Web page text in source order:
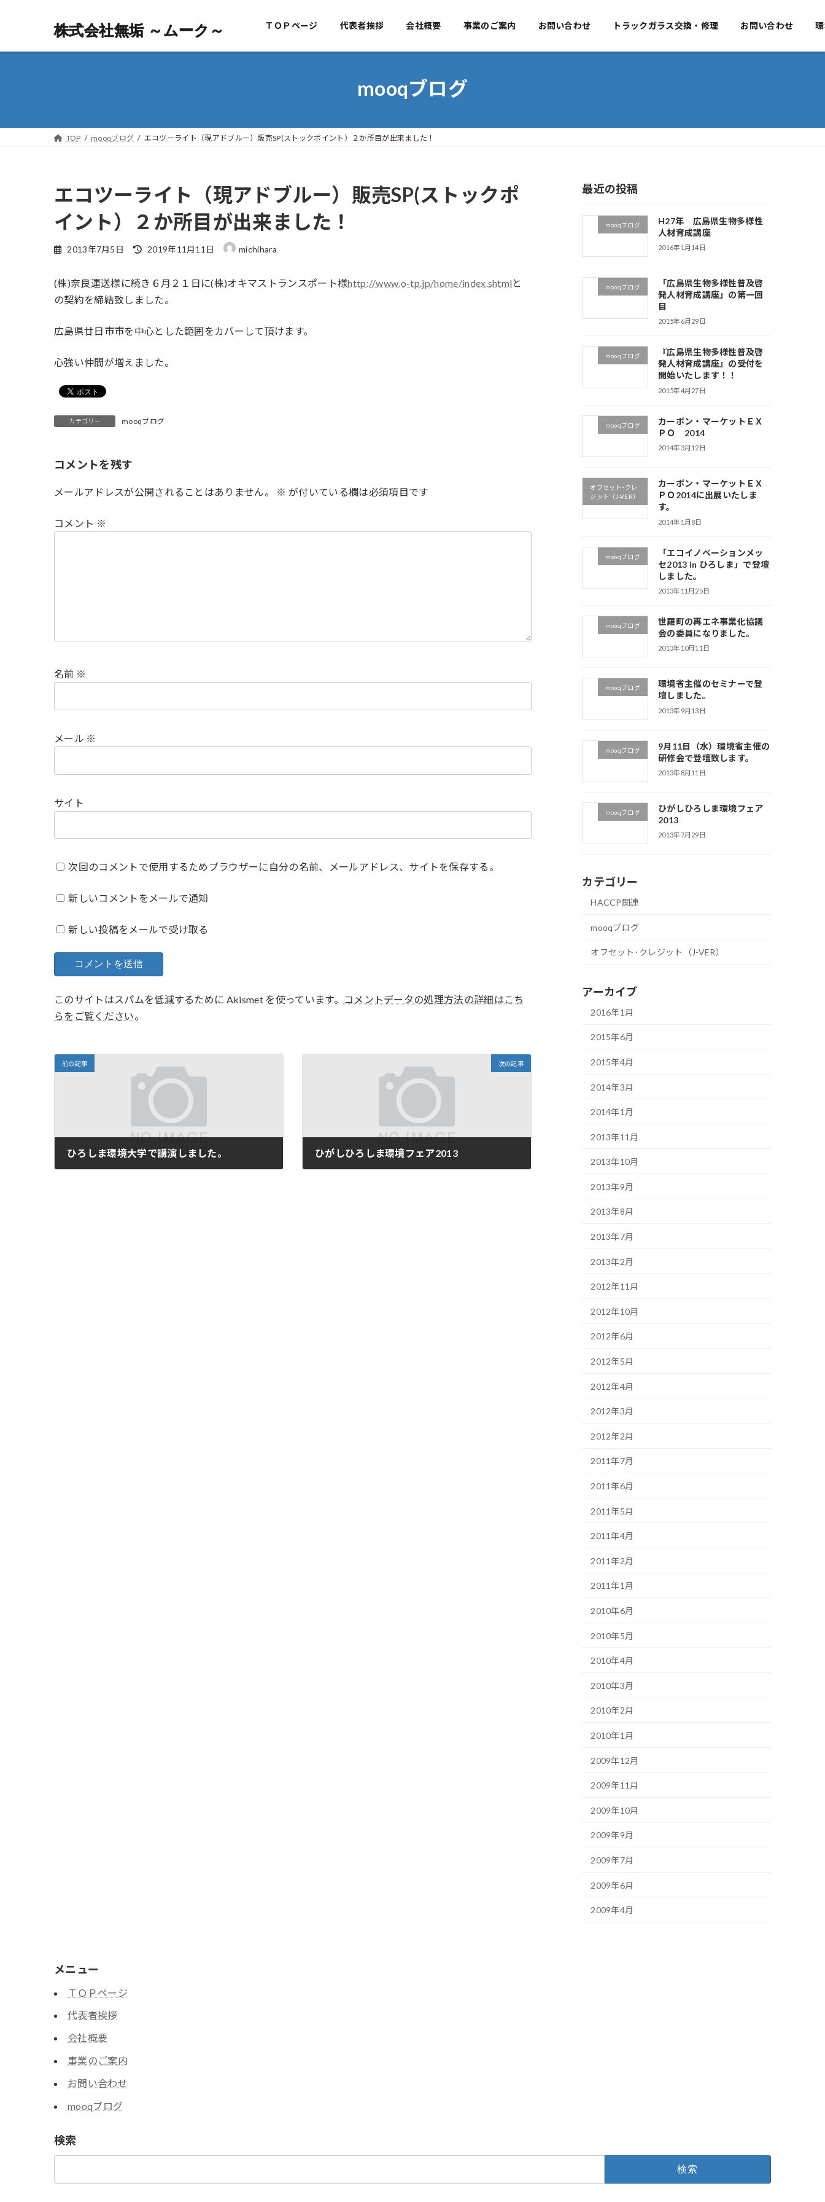
株式会社無垢 ～ムーク～ TOPページ 代表者挨拶 会社概要 事業のご案内 お問い合わせ
株式会社無垢 ～ムーク～ ＴＯＰページ 代表者挨拶 会社概要 事業のご案内 お問い合わせ トラックガラス交換・修理 お問い合わせ
mooqブログ
TOP mooqブログ エコツーライト（現アドブルー）販売SP(ストックポイント）２か所目が出来ました！
エコツーライト（現アドブルー）販売SP(ストックポ
イント）２か所目が出来ました！
2013年7月5日
最
新
日
時
2019年11月11日 michihara
(株)奈良運送様に続き６月２１日に(株)オキマストランスポート様http://www.o-tp.jp/home/index.shtml と
の契約を締結致しました。
広島県廿日市市を中心とした範囲をカバーして頂けます。
心強い仲間が増えました。
カテゴリー mooqブログ
コメントを残す
メールアドレスが公開されることはありません。 ※ が付いている欄は必須項目です
コメント ※
名前 ※
メール ※
サイト
次回のコメントで使用するためブラウザーに自分の名前、メールアドレス、サイトを保存する。
新しいコメントをメールで通知
新しい投稿をメールで受け取る
このサイトはスパムを低減するために Akismet を使っています。
コメントデータの処理方法の詳細はこち
らをご覧ください。
前の記事
ひろしま環境大学で講演しました。
次の記事
ひがしひろしま環境フェア2013
最近の投稿
mooqブログ
H27年 広島県生物多様性
人材育成講座
2016年1月14日
mooqブログ
「広島県生物多様性普及啓
発人材育成講座」の第一回
目
2015年6月29日
mooqブログ
『広島県生物多様性普及啓
発人材育成講座』の受付を
開始いたします！！
2015年4月27日
mooqブログ
カーボン・マーケットＥＸ
ＰＯ 2014
2014年3月12日
オフセット･クレ
ジット（J-VER）
カーボン・マーケットＥＸ
ＰＯ2014に出展いたしま
す。
2014年1月8日
mooqブログ
「エコイノベーションメッ
セ2013 in ひろしま」で登壇
しました。
2013年11月25日
mooqブログ
世羅町の再エネ事業化協議
会の委員になりました。
2013年10月11日
mooqブログ
環境省主催のセミナーで登
壇しました。
2013年9月13日
mooqブログ
9月11日（水）環境省主催の
研修会で登壇致します。
2013年8月11日
mooqブログ
ひがしひろしま環境フェア
2013
2013年7月29日
カテゴリー
HACCP関連
mooqブログ
オフセット･クレジット（J-VER）
アーカイブ
2016年1月
2015年6月
2015年4月
2014年3月
2014年1月
2013年11月
2013年10月
2013年9月
2013年8月
2013年7月
2013年2月
2012年11月
2012年10月
2012年6月
2012年5月
2012年4月
2012年3月
2012年2月
2011年7月
2011年6月
2011年5月
2011年4月
2011年2月
2011年1月
2010年6月
2010年5月
2010年4月
2010年3月
2010年2月
2010年1月
2009年12月
2009年11月
2009年10月
2009年9月
2009年7月
2009年6月
2009年4月
メニュー
ＴＯＰページ
代表者挨拶
会社概要
事業のご案内
お問い合わせ
mooqブログ
検索